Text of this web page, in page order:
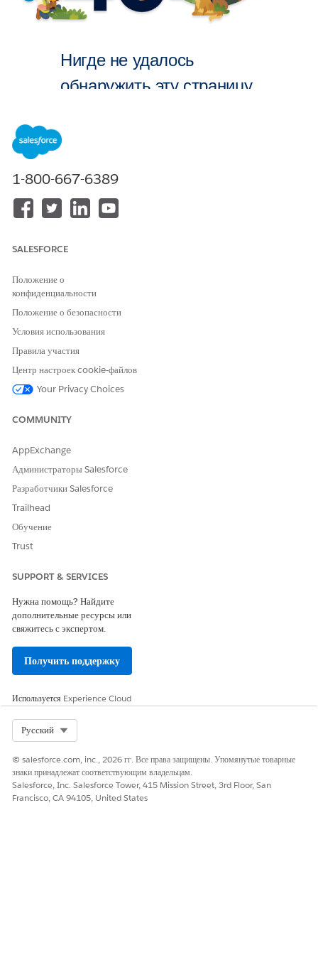
Нигде не удалось
обнаружить эту страницу.
1-800-667-6389
SALESFORCE
Положение о
конфиденциальности
Положение о безопасности
Условия использования
Правила участия
Центр настроек cookie-файлов
Your Privacy Choices
COMMUNITY
AppExchange
Администраторы Salesforce
Разработчики Salesforce
Trailhead
Обучение
Trust
SUPPORT & SERVICES
Нужна помощь? Найдите
дополнительные ресурсы или
свяжитесь с экспертом.
Получить поддержку
Используется Experience Cloud
Русский
© salesforce.com, inc., 2026 гг. Все права защищены. Упомянутые товарные
знаки принадлежат соответствующим владельцам.
Salesforce, Inc. Salesforce Tower, 415 Mission Street, 3rd Floor, San
Francisco, CA 94105, United States